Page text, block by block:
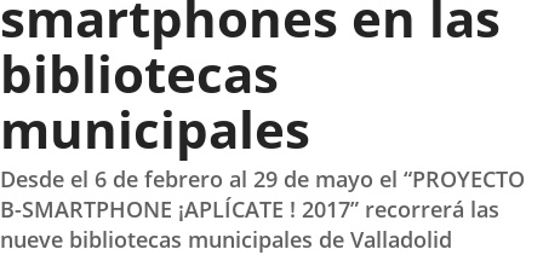
smartphones en las
bibliotecas
municipales
Desde el 6 de febrero al 29 de mayo el “PROYECTO
B-SMARTPHONE ¡APLÍCATE ! 2017” recorrerá las
nueve bibliotecas municipales de Valladolid